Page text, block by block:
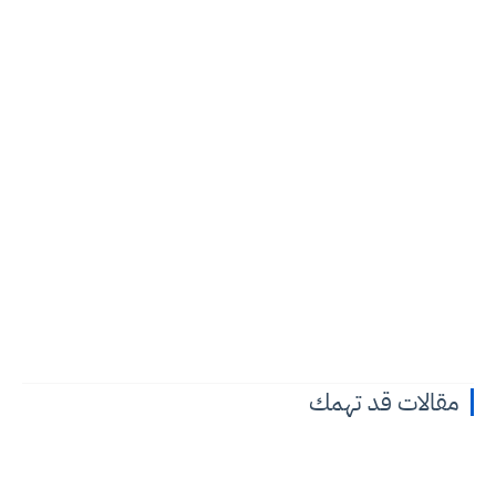
مقالات قد تهمك